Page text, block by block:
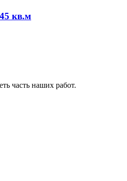
кв.м
часть наших работ.